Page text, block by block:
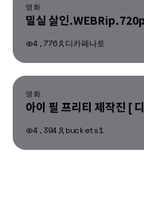
영화
밀실 살인
4,776 디카페나토
영화
영화
아이 필 프리티 제작진 [
4,394 buckets1